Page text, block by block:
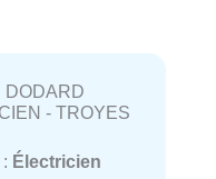
DODARD
- TROYES
Électricien